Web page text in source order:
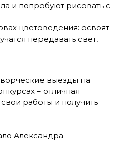
и попробуют рисовать с
цветоведения: освоят
передавать свет,
выезды на
– отличная
работы и получить
Александра